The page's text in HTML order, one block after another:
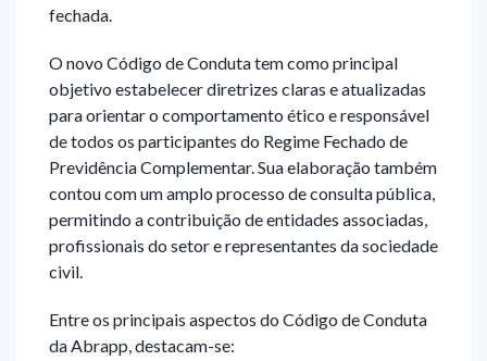
fechada.
O novo Código de Conduta tem como principal
objetivo estabelecer diretrizes claras e atualizadas
para orientar o comportamento ético e responsável
de todos os participantes do Regime Fechado de
Previdência Complementar. Sua elaboração também
contou com um amplo processo de consulta pública,
permitindo a contribuição de entidades associadas,
profissionais do setor e representantes da sociedade
civil.
Entre os principais aspectos do Código de Conduta
da Abrapp, destacam-se: